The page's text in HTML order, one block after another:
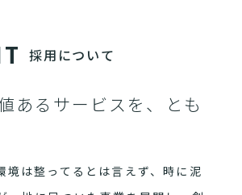
T 採用について
あるサービスを、とも
境は整ってるとは言えず、時に泥